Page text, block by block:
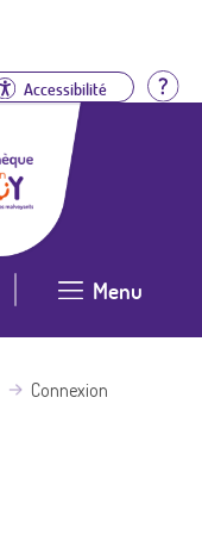
Accessibilité
Menu
Connexion